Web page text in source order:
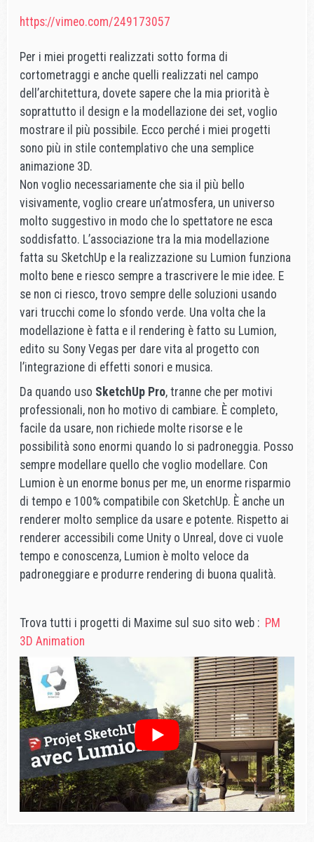
https://vimeo.com/249173057
Per i miei progetti realizzati sotto forma di
cortometraggi e anche quelli realizzati nel campo
dell’architettura, dovete sapere che la mia priorità è
soprattutto il design e la modellazione dei set, voglio
mostrare il più possibile. Ecco perché i miei progetti
sono più in stile contemplativo che una semplice
animazione 3D.
Non voglio necessariamente che sia il più bello
visivamente, voglio creare un’atmosfera, un universo
molto suggestivo in modo che lo spettatore ne esca
soddisfatto. L’associazione tra la mia modellazione
fatta su SketchUp e la realizzazione su Lumion funziona
molto bene e riesco sempre a trascrivere le mie idee. E
se non ci riesco, trovo sempre delle soluzioni usando
vari trucchi come lo sfondo verde. Una volta che la
modellazione è fatta e il rendering è fatto su Lumion,
edito su Sony Vegas per dare vita al progetto con
l’integrazione di effetti sonori e musica.
Da quando uso SketchUp Pro, tranne che per motivi
professionali, non ho motivo di cambiare. È completo,
facile da usare, non richiede molte risorse e le
possibilità sono enormi quando lo si padroneggia. Posso
sempre modellare quello che voglio modellare. Con
Lumion è un enorme bonus per me, un enorme risparmio
di tempo e 100% compatibile con SketchUp. È anche un
renderer molto semplice da usare e potente. Rispetto ai
renderer accessibili come Unity o Unreal, dove ci vuole
tempo e conoscenza, Lumion è molto veloce da
padroneggiare e produrre rendering di buona qualità.
Trova tutti i progetti di Maxime sul suo sito web : PM
3D Animation